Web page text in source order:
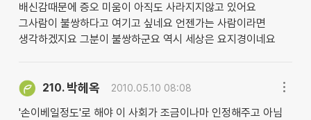
배신감때문에 증오 미움이 아직도 사라지지않고 있어요
그사람이 불쌍하다고 여기고 싶네요 언젠가는 사람이라면
생각하겠지요 그분이 불쌍하군요 역시 세상은 요지경이네요
210. 박헤옥 2010.05.10 08:08
'손이베일정도'로 해야 이 사회가 조금이나마 인정해주고 아님